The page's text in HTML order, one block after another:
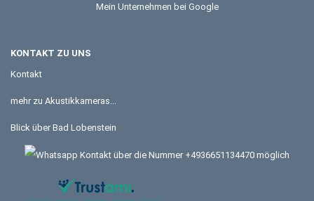
Mein Unternehmen bei Google
KONTAKT ZU UNS
Kontakt
mehr zu Akustikkameras...
Blick über Bad Lobenstein